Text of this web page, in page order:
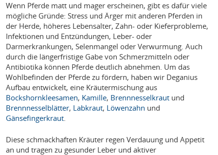
Wenn Pferde matt und mager erscheinen, gibt es dafür viele
mögliche Gründe: Stress und Ärger mit anderen Pferden in
der Herde, höheres Lebensalter, Zahn- oder Kieferprobleme,
Infektionen und Entzündungen, Leber- oder
Darmerkrankungen, Selenmangel oder Verwurmung. Auch
durch die längerfristige Gabe von Schmerzmitteln oder
Antibiotika können Pferde deutlich abnehmen. Um das
Wohlbefinden der Pferde zu fördern, haben wir Deganius
Aufbau entwickelt, eine Kräutermischung aus
Bockshornkleesamen, Kamille, Brennnesselkraut und
Brennnesselblätter, Labkraut, Löwenzahn und
Gänsefingerkraut.
Diese schmackhaften Kräuter regen Verdauung und Appetit
an und tragen zu gesunder Leber und aktiver